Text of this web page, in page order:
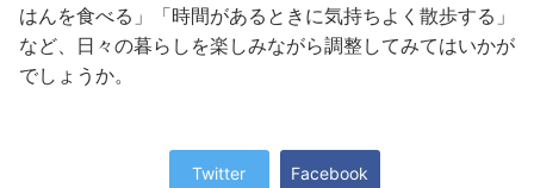
はんを食べる」「時間があるときに気持ちよく散歩する」
など、日々の暮らしを楽しみながら調整してみてはいかが
でしょうか。
Twitter Facebook